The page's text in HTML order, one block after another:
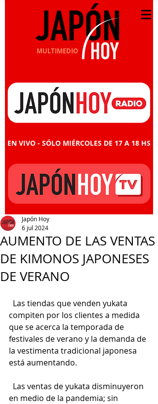
MULTIMEDIO
EN VIVO - SÓLO MIÉRCOLES DE 17 A 18 HS
AUMENTO DE LAS VENTAS
DE KIMONOS JAPONESES
DE VERANO
Japón Hoy
6 jul 2024
Las tiendas que venden yukata
compiten por los clientes a medida
que se acerca la temporada de
festivales de verano y la demanda de
la vestimenta tradicional japonesa
está aumentando.
Las ventas de yukata disminuyeron
en medio de la pandemia; sin